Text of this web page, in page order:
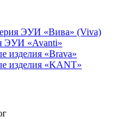
ЭУИ «Вива» (Viva)
ЭУИ «Avanti»
изделия «Brava»
изделия «KANT»